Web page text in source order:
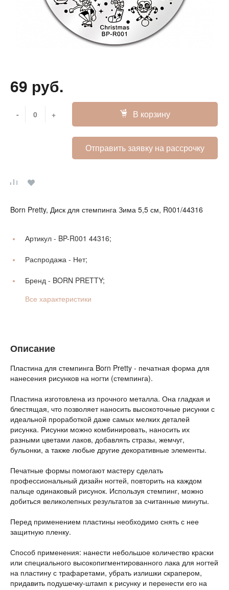
69 руб.
- + В корзину
Отправить заявку на рассрочку
Born Pretty, Диск для стемпинга Зима 5,5 см, R001/44316
Артикул - BP-R001 44316;
Распродажа - Нет;
Бренд - BORN PRETTY;
Все характеристики
Описание
Пластина для стемпинга Born Pretty - печатная форма для
нанесения рисунков на ногти (стемпинга).
Пластина изготовлена из прочного металла. Она гладкая и
блестящая, что позволяет наносить высокоточные рисунки с
идеальной проработкой даже самых мелких деталей
рисунка. Рисунки можно комбинировать, наносить их
разными цветами лаков, добавлять стразы, жемчуг,
бульонки, а также любые другие декоративные элементы.
Печатные формы помогают мастеру сделать
профессиональный дизайн ногтей, повторить на каждом
пальце одинаковый рисунок. Используя стемпинг, можно
добиться великолепных результатов за считанные минуты.
Перед применением пластины необходимо снять с нее
защитную пленку.
Способ применения: нанести небольшое количество краски
или специального высокопигментированного лака для ногтей
на пластину с трафаретами, убрать излишки скрапером,
придавить подушечку-штамп к рисунку и перенести его на